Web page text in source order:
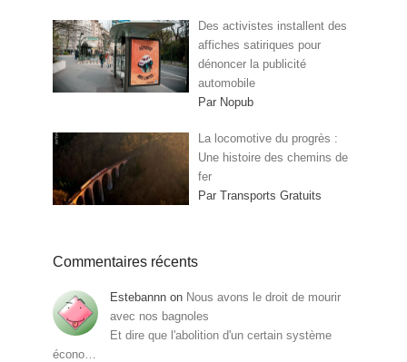
Des activistes installent des
affiches satiriques pour
dénoncer la publicité
automobile
Par Nopub
La locomotive du progrès :
Une histoire des chemins de
fer
Par Transports Gratuits
Commentaires récents
Estebannn on Nous avons le droit de mourir
avec nos bagnoles
Et dire que l'abolition d'un certain système
écono…